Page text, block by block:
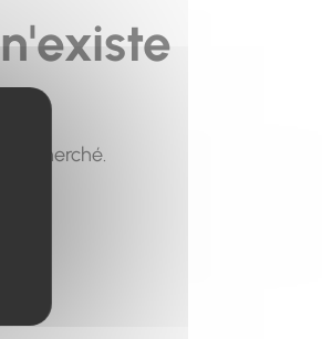
recherché.